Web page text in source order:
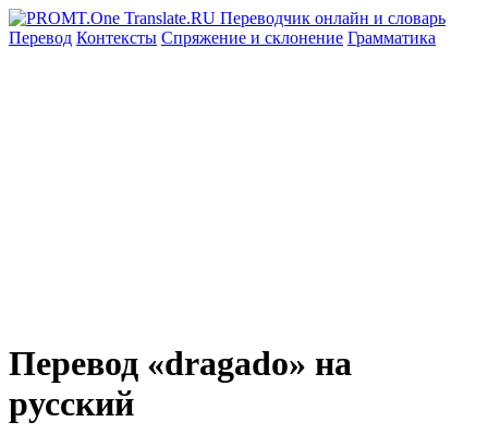
Перевод Контексты Спряжение и склонение Грамматика
Перевод «dragado» на
русский